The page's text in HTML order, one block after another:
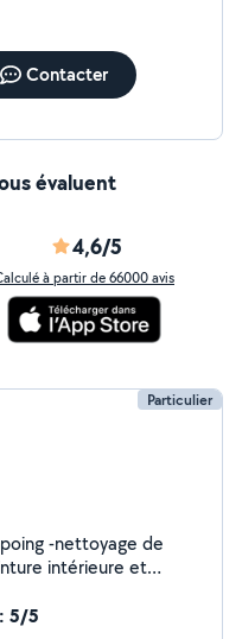
Contacter
évaluent
4,6/5
à partir de 66000 avis
Particulier
-nettoyage de
intérieure et
5/5